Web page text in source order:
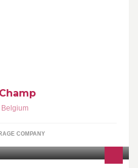
Belgium
COMPANY